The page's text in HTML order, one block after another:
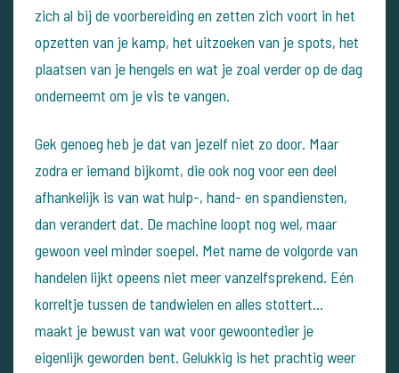
zich al bij de voorbereiding en zetten zich voort in het
opzetten van je kamp, het uitzoeken van je spots, het
plaatsen van je hengels en wat je zoal verder op de dag
onderneemt om je vis te vangen.
Gek genoeg heb je dat van jezelf niet zo door. Maar
zodra er iemand bijkomt, die ook nog voor een deel
afhankelijk is van wat hulp-, hand- en spandiensten,
dan verandert dat. De machine loopt nog wel, maar
gewoon veel minder soepel. Met name de volgorde van
handelen lijkt opeens niet meer vanzelfsprekend. Eén
korreltje tussen de tandwielen en alles stottert…
maakt je bewust van wat voor gewoontedier je
eigenlijk geworden bent. Gelukkig is het prachtig weer